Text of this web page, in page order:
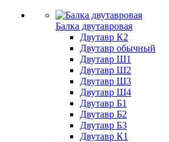
Балка двутавровая
Двутавр К2
Двутавр обычный
Двутавр Ш1
Двутавр Ш2
Двутавр Ш3
Двутавр Ш4
Двутавр Б1
Двутавр Б2
Двутавр Б3
Двутавр К1